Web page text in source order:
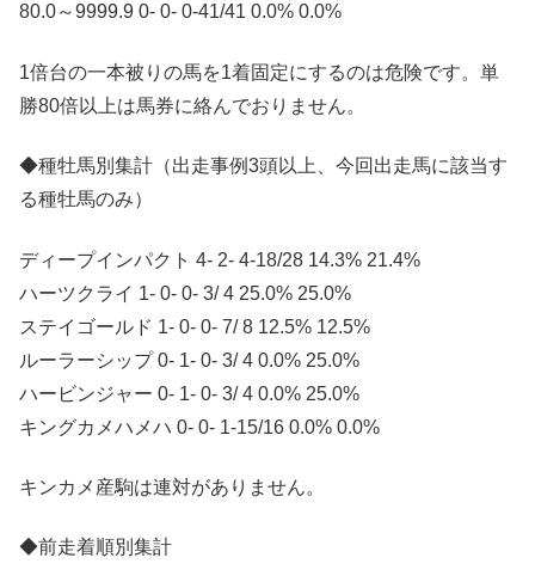
80.0～9999.9 0- 0- 0-41/41 0.0% 0.0%
1倍台の一本被りの馬を1着固定にするのは危険です。単
勝80倍以上は馬券に絡んでおりません。
◆種牡馬別集計（出走事例3頭以上、今回出走馬に該当す
る種牡馬のみ）
ディープインパクト 4- 2- 4-18/28 14.3% 21.4%
ハーツクライ 1- 0- 0- 3/ 4 25.0% 25.0%
ステイゴールド 1- 0- 0- 7/ 8 12.5% 12.5%
ルーラーシップ 0- 1- 0- 3/ 4 0.0% 25.0%
ハービンジャー 0- 1- 0- 3/ 4 0.0% 25.0%
キングカメハメハ 0- 0- 1-15/16 0.0% 0.0%
キンカメ産駒は連対がありません。
◆前走着順別集計